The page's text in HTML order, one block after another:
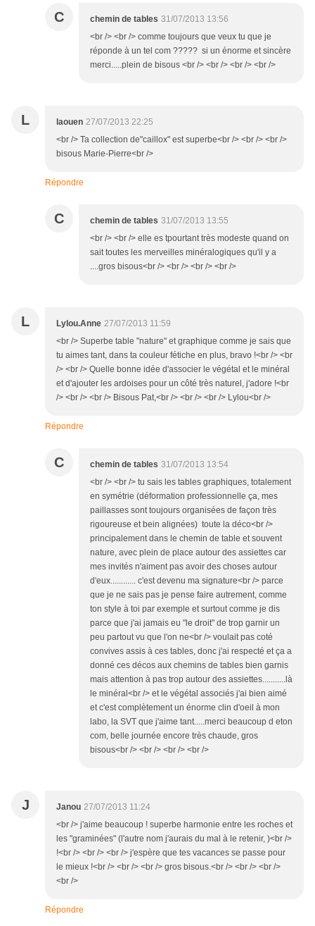
C chemin de tables 31/07/2013 13:56
<br /> <br /> comme toujours que veux tu que je
réponde à un tel com ????? si un énorme et sincère
merci.....plein de bisous <br /> <br /> <br /> <br />
L laouen 27/07/2013 22:25
<br /> Ta collection de"caillox" est superbe<br /> <br /> <br />
bisous Marie-Pierre<br />
Répondre
C chemin de tables 31/07/2013 13:55
<br /> <br /> elle es tpourtant très modeste quand on
sait toutes les merveilles minéralogiques qu'il y a
....gros bisous<br /> <br /> <br /> <br />
L Lylou.Anne 27/07/2013 11:59
<br /> Superbe table "nature" et graphique comme je sais que
tu aimes tant, dans ta couleur fétiche en plus, bravo !<br /> <br
/> <br /> Quelle bonne idée d'associer le végétal et le minéral
et d'ajouter les ardoises pour un côté très naturel, j'adore !<br
/> <br /> <br /> Bisous Pat,<br /> <br /> <br /> Lylou<br />
Répondre
C chemin de tables 31/07/2013 13:54
<br /> <br /> tu sais les tables graphiques, totalement
en symétrie (déformation professionnelle ça, mes
paillasses sont toujours organisées de façon très
rigoureuse et bein alignées) toute la déco<br />
principalement dans le chemin de table et souvent
nature, avec plein de place autour des assiettes car
mes invités n'aiment pas avoir des choses autour
d'eux............ c'est devenu ma signature<br /> parce
que je ne sais pas je pense faire autrement, comme
ton style à toi par exemple et surtout comme je dis
parce que j'ai jamais eu "le droit" de trop garnir un
peu partout vu que l'on ne<br /> voulait pas coté
convives assis à ces tables, donc j'ai respecté et ça a
donné ces décos aux chemins de tables bien garnis
mais attention à pas trop autour des assiettes...........là
le minéral<br /> et le végétal associés j'ai bien aimé
et c'est complètement un énorme clin d'oeil à mon
labo, la SVT que j'aime tant.....merci beaucoup d eton
com, belle journée encore très chaude, gros
bisous<br /> <br /> <br /> <br />
J Janou 27/07/2013 11:24
<br /> j'aime beaucoup ! superbe harmonie entre les roches et
les "graminées" (l'autre nom j'aurais du mal à le retenir, )<br />
!<br /> <br /> <br /> j'espère que tes vacances se passe pour
le mieux !<br /> <br /> <br /> gros bisous.<br /> <br /> <br />
<br />
Répondre